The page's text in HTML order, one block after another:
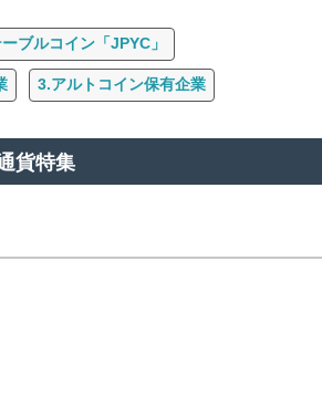
ブルコイン「JPYC」
3.アルトコイン保有企業
貨特集